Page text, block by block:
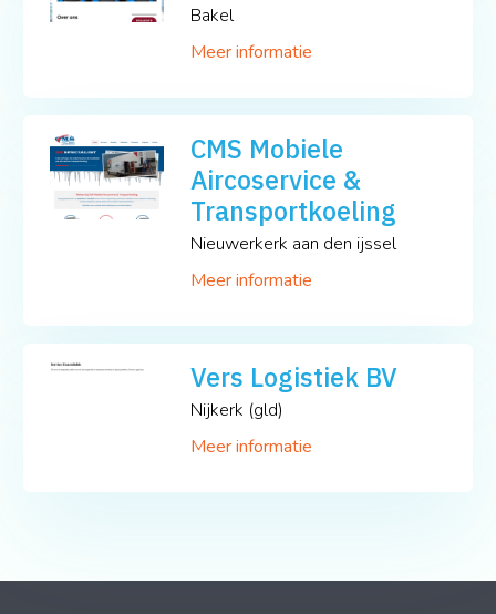
Bakel
Meer informatie
CMS Mobiele
Aircoservice &
Transportkoeling
Nieuwerkerk aan den ijssel
Meer informatie
Vers Logistiek BV
Nijkerk (gld)
Meer informatie